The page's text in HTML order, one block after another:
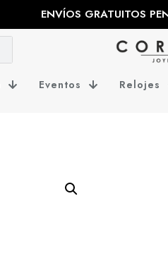
ENVÍOS GRATUITOS
Eventos Relojes